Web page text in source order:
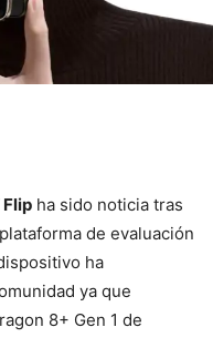
ha sido noticia tras
de evaluación
ha
ya que
8+ Gen 1 de